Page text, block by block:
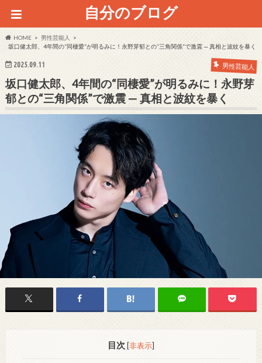
自分のブログ
HOME
男性芸能人
坂口健太郎、4年間の“同棲愛”が明るみに！永野芽郁との“三角関係”で激震 — 真相と波紋を暴く
2025.09.11 男性芸能人
坂口健太郎、4年間の“同棲愛”が明るみに！永野芽
郁との“三角関係”で激震 — 真相と波紋を暴く
目次 [非表示]